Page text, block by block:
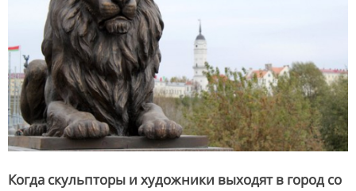
Когда скульпторы и художники выходят в город со